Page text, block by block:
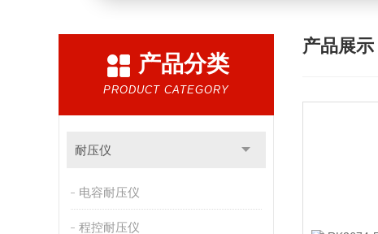
产品分类
PRODUCT CATEGORY
耐压仪
电容耐压仪
程控耐压仪
产品展示